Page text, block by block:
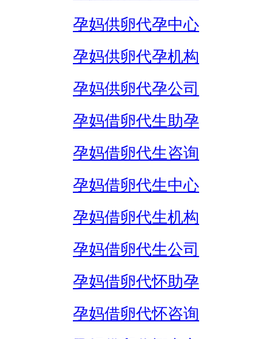
孕妈供卵代孕中心
孕妈供卵代孕机构
孕妈供卵代孕公司
孕妈借卵代生助孕
孕妈借卵代生咨询
孕妈借卵代生中心
孕妈借卵代生机构
孕妈借卵代生公司
孕妈借卵代怀助孕
孕妈借卵代怀咨询